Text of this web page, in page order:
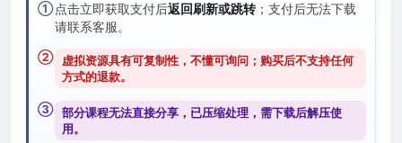
①点击立即获取支付后返回刷新或跳转；支付后无法下载
请联系客服。
② 虚拟资源具有可复制性，不懂可询问；购买后不支持任何
方式的退款。
③ 部分课程无法直接分享，已压缩处理，需下载后解压使
用。